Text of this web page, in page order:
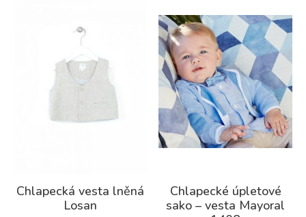
Chlapecká vesta lněná
Losan
Chlapecké úpletové
sako – vesta Mayoral